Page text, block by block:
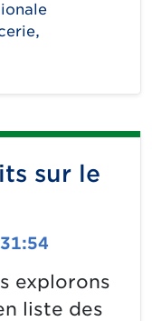
sur le
31:54
explorons
liste des